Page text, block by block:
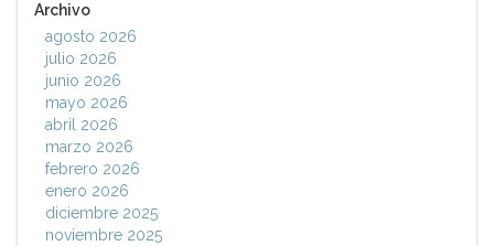
Archivo
agosto 2026
julio 2026
junio 2026
mayo 2026
abril 2026
marzo 2026
febrero 2026
enero 2026
diciembre 2025
noviembre 2025